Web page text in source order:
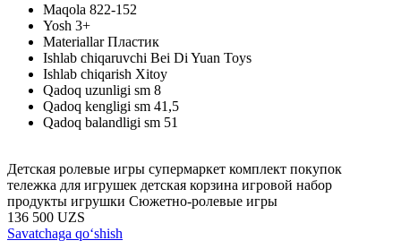
Maqola 822-152
Yosh 3+
MateriallarПластик
Ishlab chiqaruvchi Bei Di Yuan Toys
Ishlab chiqarish Xitoy
Qadoq uzunligi sm 8
Qadoq kengligi sm 41,5
Qadoq balandligi sm 51
Детская ролевые игры супермаркет комплект покупок
тележка для игрушек детская корзина игровой набор
продукты игрушки Сюжетно-ролевые игры
136 500 UZS
Savatchaga qo‘shish